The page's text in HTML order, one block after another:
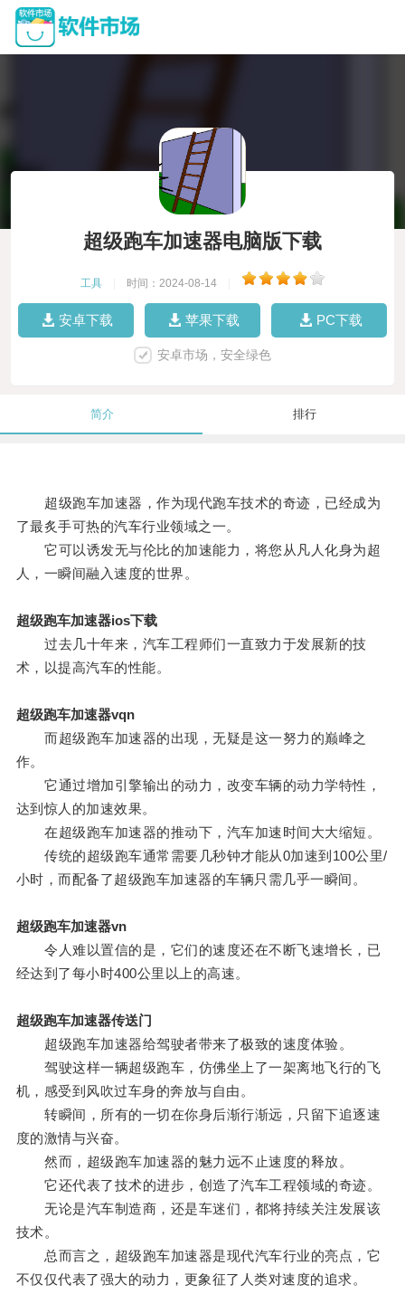
超级跑车加速器电脑版下载
工具 时间：2024-08-14
安卓下载 苹果下载 PC下载
安卓市场，安全绿色
简介 排行
超级跑车加速器，作为现代跑车技术的奇迹，已经成为
了最炙手可热的汽车行业领域之一。
它可以诱发无与伦比的加速能力，将您从凡人化身为超
人，一瞬间融入速度的世界。
超级跑车加速器ios下载
过去几十年来，汽车工程师们一直致力于发展新的技
术，以提高汽车的性能。
超级跑车加速器vqn
而超级跑车加速器的出现，无疑是这一努力的巅峰之
作。
它通过增加引擎输出的动力，改变车辆的动力学特性，
达到惊人的加速效果。
在超级跑车加速器的推动下，汽车加速时间大大缩短。
传统的超级跑车通常需要几秒钟才能从0加速到100公里/
小时，而配备了超级跑车加速器的车辆只需几乎一瞬间。
超级跑车加速器vn
令人难以置信的是，它们的速度还在不断飞速增长，已
经达到了每小时400公里以上的高速。
超级跑车加速器传送门
超级跑车加速器给驾驶者带来了极致的速度体验。
驾驶这样一辆超级跑车，仿佛坐上了一架离地飞行的飞
机，感受到风吹过车身的奔放与自由。
转瞬间，所有的一切在你身后渐行渐远，只留下追逐速
度的激情与兴奋。
然而，超级跑车加速器的魅力远不止速度的释放。
它还代表了技术的进步，创造了汽车工程领域的奇迹。
无论是汽车制造商，还是车迷们，都将持续关注发展该
技术。
总而言之，超级跑车加速器是现代汽车行业的亮点，它
不仅仅代表了强大的动力，更象征了人类对速度的追求。